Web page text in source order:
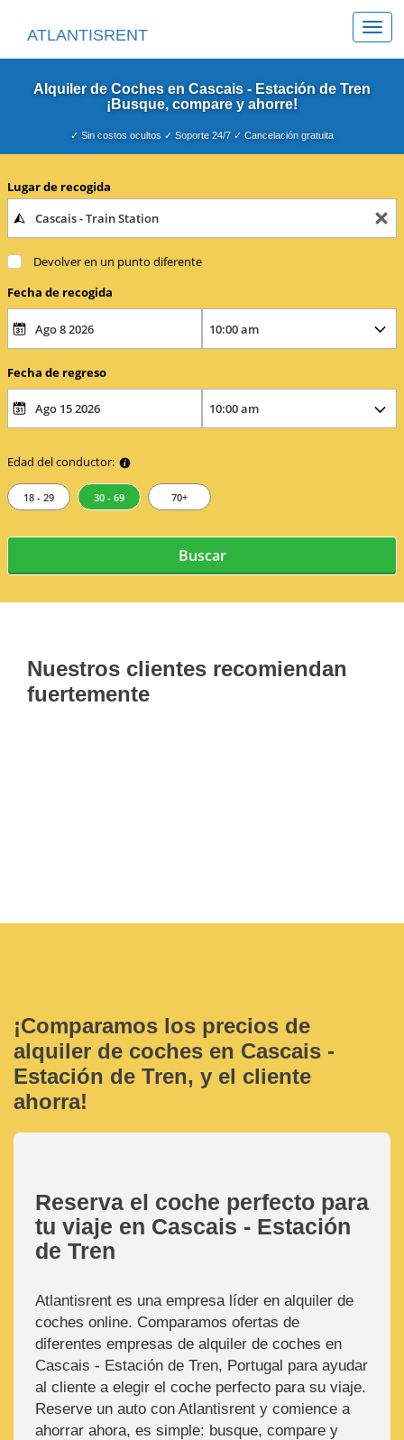
ATLANTISRENT
Alquiler de Coches en Cascais - Estación de Tren
¡Busque, compare y ahorre!
✓ Sin costos ocultos ✓ Soporte 24/7 ✓ Cancelación gratuita
Lugar de recogida
Devolver en un punto diferente
Fecha de recogida
Fecha de regreso
Edad del conductor:
18 - 29 30 - 69 70+
Buscar
Nuestros clientes recomiendan
fuertemente
¡Comparamos los precios de
alquiler de coches en Cascais -
Estación de Tren, y el cliente
ahorra!
Reserva el coche perfecto para
tu viaje en Cascais - Estación
de Tren
Atlantisrent es una empresa líder en alquiler de
coches online. Comparamos ofertas de
diferentes empresas de alquiler de coches en
Cascais - Estación de Tren, Portugal para ayudar
al cliente a elegir el coche perfecto para su viaje.
Reserve un auto con Atlantisrent y comience a
ahorrar ahora, es simple: busque, compare y